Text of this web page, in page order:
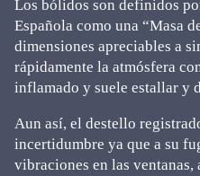
Los bólidos son definidos
Española como una “Masa
dimensiones apreciables a
rápidamente la atmósfera
inflamado y suele estallar y
Aun así, el destello
incertidumbre ya que a su
vibraciones en las